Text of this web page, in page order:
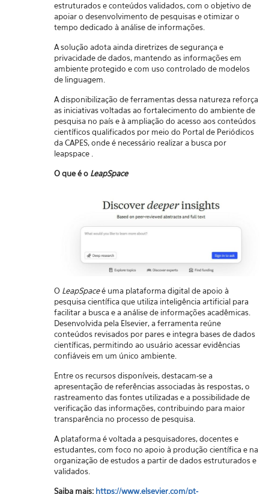
estruturados e conteúdos validados, com o objetivo de
apoiar o desenvolvimento de pesquisas e otimizar o
tempo dedicado à análise de informações.
A solução adota ainda diretrizes de segurança e
privacidade de dados, mantendo as informações em
ambiente protegido e com uso controlado de modelos
de linguagem.
A disponibilização de ferramentas dessa natureza reforça
as iniciativas voltadas ao fortalecimento do ambiente de
pesquisa no país e à ampliação do acesso aos conteúdos
científicos qualificados por meio do Portal de Periódicos
da CAPES, onde é necessário realizar a busca por
leapspace .
O que é o LeapSpace
O LeapSpaceé uma plataforma digital de apoio à
pesquisa científica que utiliza inteligência artificial para
facilitar a busca e a análise de informações acadêmicas.
Desenvolvida pela Elsevier, a ferramenta reúne
conteúdos revisados por pares e integra bases de dados
científicas, permitindo ao usuário acessar evidências
confiáveis em um único ambiente.
Entre os recursos disponíveis, destacam-se a
apresentação de referências associadas às respostas, o
rastreamento das fontes utilizadas e a possibilidade de
verificação das informações, contribuindo para maior
transparência no processo de pesquisa.
A plataforma é voltada a pesquisadores, docentes e
estudantes, com foco no apoio à produção científica e na
organização de estudos a partir de dados estruturados e
validados.
Saiba mais: https://www.elsevier.com/pt-